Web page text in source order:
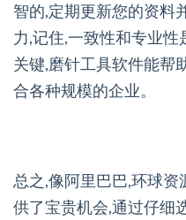
智的,定期更新您的资料
力,记住,一致性和专业
关键,磨针工具软件能帮
合各种规模的企业。
总之,像阿里巴巴,环球
供了宝贵机会,通过仔细